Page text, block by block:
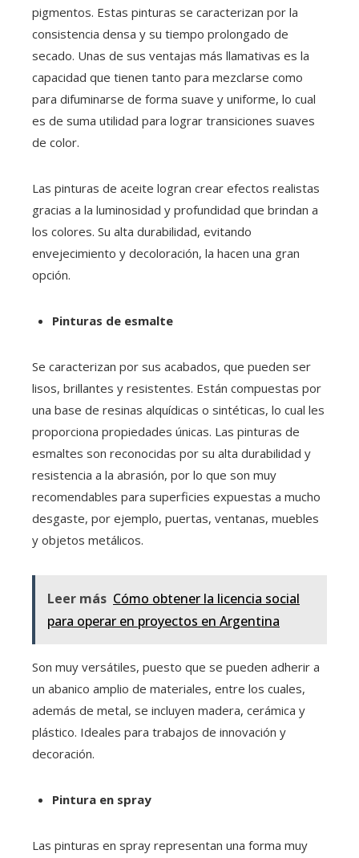
pigmentos. Estas pinturas se caracterizan por la
consistencia densa y su tiempo prolongado de
secado. Unas de sus ventajas más llamativas es la
capacidad que tienen tanto para mezclarse como
para difuminarse de forma suave y uniforme, lo cual
es de suma utilidad para lograr transiciones suaves
de color.
Las pinturas de aceite logran crear efectos realistas
gracias a la luminosidad y profundidad que brindan a
los colores. Su alta durabilidad, evitando
envejecimiento y decoloración, la hacen una gran
opción.
Pinturas de esmalte
Se caracterizan por sus acabados, que pueden ser
lisos, brillantes y resistentes. Están compuestas por
una base de resinas alquídicas o sintéticas, lo cual les
proporciona propiedades únicas. Las pinturas de
esmaltes son reconocidas por su alta durabilidad y
resistencia a la abrasión, por lo que son muy
recomendables para superficies expuestas a mucho
desgaste, por ejemplo, puertas, ventanas, muebles
y objetos metálicos.
Leer más Cómo obtener la licencia social
para operar en proyectos en Argentina
Son muy versátiles, puesto que se pueden adherir a
un abanico amplio de materiales, entre los cuales,
además de metal, se incluyen madera, cerámica y
plástico. Ideales para trabajos de innovación y
decoración.
Pintura en spray
Las pinturas en spray representan una forma muy